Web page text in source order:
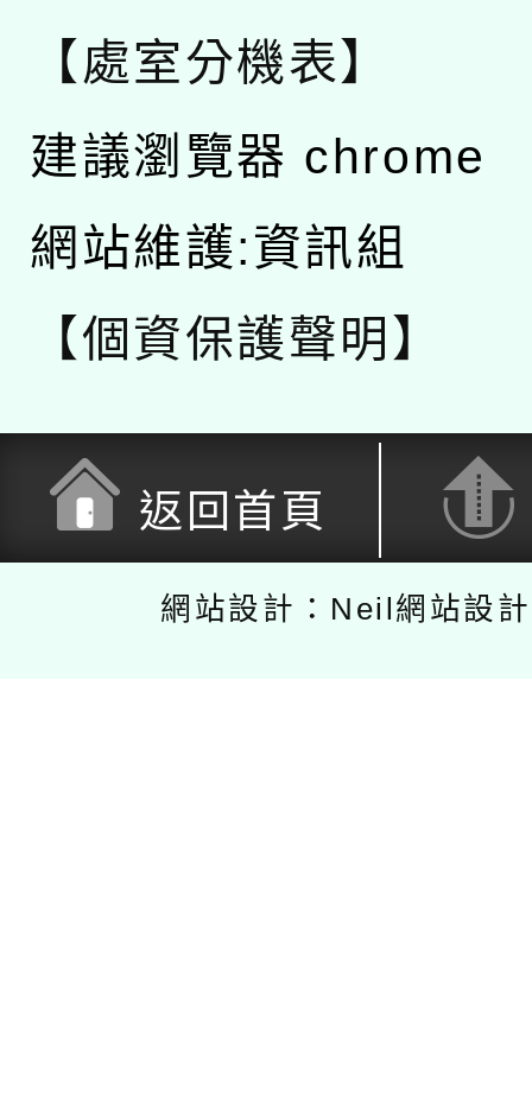
【處室分機表】
建議瀏覽器 chrome
網站維護:資訊組
【個資保護聲明】
返回首頁
網站設計：Neil網站設